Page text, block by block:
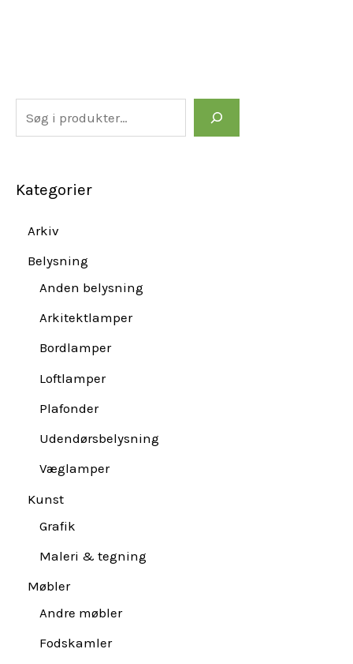
Kategorier
Arkiv
Belysning
Anden belysning
Arkitektlamper
Bordlamper
Loftlamper
Plafonder
Udendørsbelysning
Væglamper
Kunst
Grafik
Maleri & tegning
Møbler
Andre møbler
Fodskamler